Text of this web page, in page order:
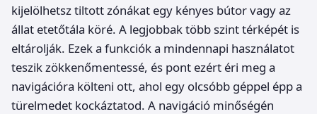
kijelölhetsz tiltott zónákat egy kényes bútor vagy az
állat etetőtála köré. A legjobbak több szint térképét is
eltárolják. Ezek a funkciók a mindennapi használatot
teszik zökkenőmentessé, és pont ezért éri meg a
navigációra költeni ott, ahol egy olcsóbb géppel épp a
türelmedet kockáztatod. A navigáció minőségén